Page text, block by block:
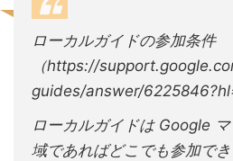
ローカルガイドの参加条件
（https://
guides/answer/
ローカルガイドは Google
域であればどこでも参加でき